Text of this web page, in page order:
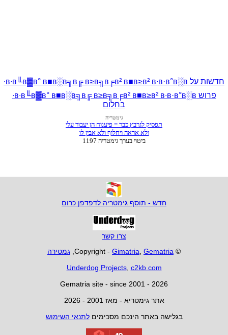
חדשות על в∙в╙в▓в° в■в░в╗в╔ в≥в╗в╒в² в■в≥в² в∙в·в°в░в∙
פרוש в∙в╙в▓в° в■в░в╗в╔ в≥в╗в╒в² в■в≥в² в∙в·в°в░в∙
בחלום
חדש - תוסף גימטריה לדפדפן כרום
צרו קשר
© Copyright -
Gimatria, Gematria
, גמטירה
Underdog Projects, c2kb.com
Gematria site - since 2001 - 2026
אתר גימטריא - מאז 2001 - 2026
בגלישה באתר הינכם מסכימיםלתנאי השימוש